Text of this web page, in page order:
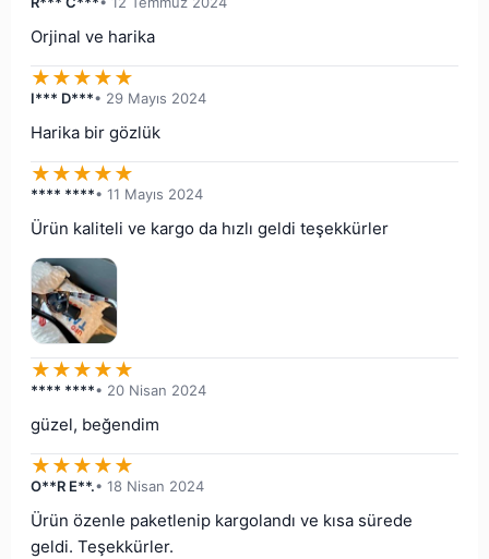
Orjinal ve harika
★★★★★
I*** D***• 29 Mayıs 2024
Harika bir gözlük
★★★★★
**** ****• 11 Mayıs 2024
Ürün kaliteli ve kargo da hızlı geldi teşekkürler
★★★★★
**** ****• 20 Nisan 2024
güzel, beğendim
★★★★★
O**R E**.• 18 Nisan 2024
Ürün özenle paketlenip kargolandı ve kısa sürede
geldi. Teşekkürler.